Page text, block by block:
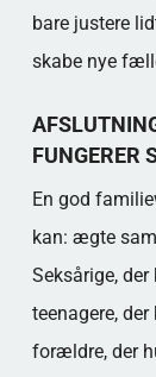
bare justere
skabe nye
FUNGERER
En god
kan: ægte
Seksårige,
teenagere,
forældre, der